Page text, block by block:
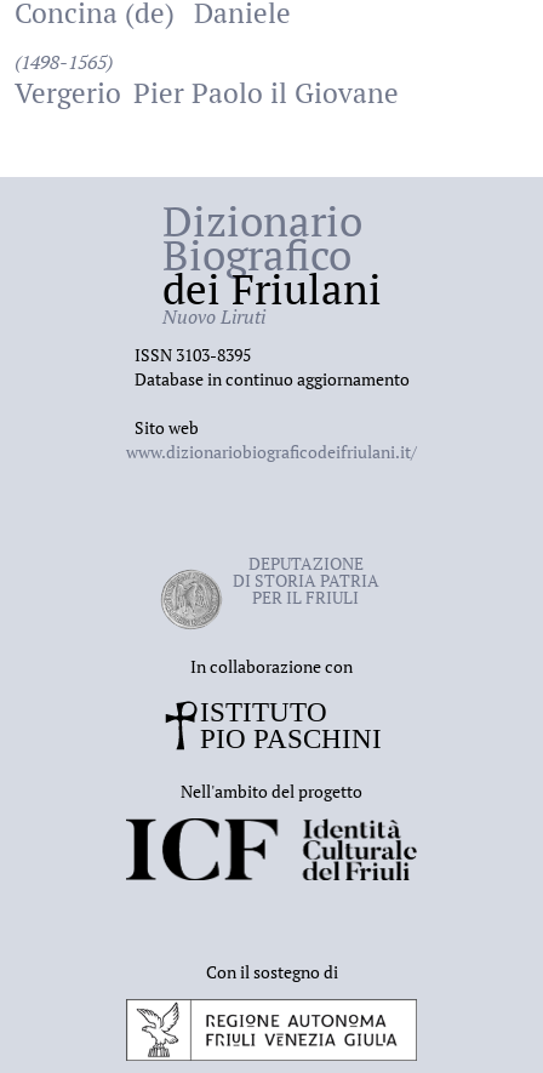
Concina (de) Daniele
(1498-1565)
Vergerio Pier Paolo il Giovane
Dizionario
Biografico
dei Friulani
Nuovo Liruti
ISSN 3103-8395
Database in continuo aggiornamento
Sito web
www.dizionariobiograficodeifriulani.it/
DEPUTAZIONE
DI STORIA PATRIA
PER IL FRIULI
In collaborazione con
Nell'ambito del progetto
Con il sostegno di